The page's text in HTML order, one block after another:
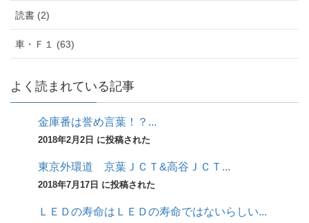
読書 (2)
車・Ｆ１ (63)
よく読まれている記事
金庫番は誉め言葉！？...
2018年2月2日 に投稿された
東京外環道 京葉ＪＣＴ&高谷ＪＣＴ...
2018年7月17日 に投稿された
ＬＥＤの寿命はＬＥＤの寿命ではないらしい...